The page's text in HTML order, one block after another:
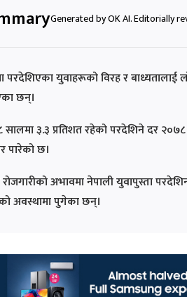
Generated by OK AI. Editorially
युवाहरूको विरह र बाध्यतालाई
छन्।
सालमा ३.३ प्रतिशत रहेको परदेशिने दर
पारेको छ।
अभावमा नेपाली युवापुस्ता
अवस्थामा पुगेका छन्।